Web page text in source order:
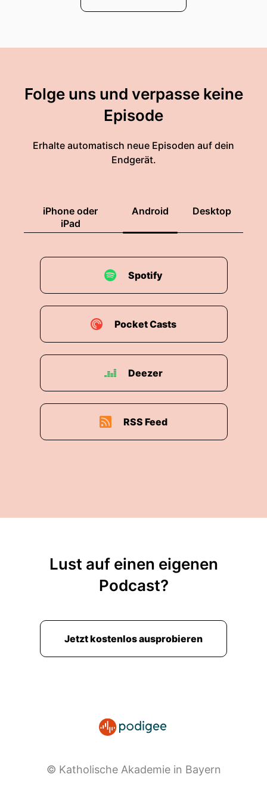
Folge uns und verpasse keine
Episode
Erhalte automatisch neue Episoden auf dein
Endgerät.
iPhone oder
iPad
Android Desktop
Spotify
Pocket Casts
Deezer
RSS Feed
Lust auf einen eigenen
Podcast?
Jetzt kostenlos ausprobieren
© Katholische Akademie in Bayern